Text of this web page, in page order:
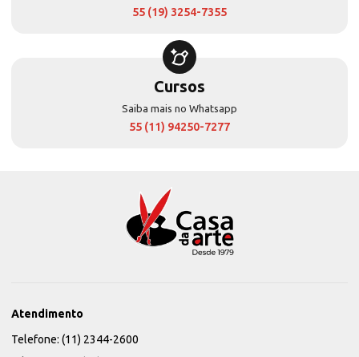
55 (19) 3254-7355
Cursos
Saiba mais no Whatsapp
55 (11) 94250-7277
Atendimento
Telefone: (11) 2344-2600